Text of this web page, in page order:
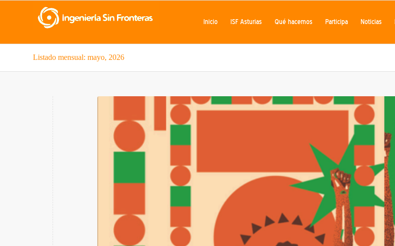
Inicio ISF Asturias Qué hacemos Participa Noticias
Listado mensual: mayo, 2026